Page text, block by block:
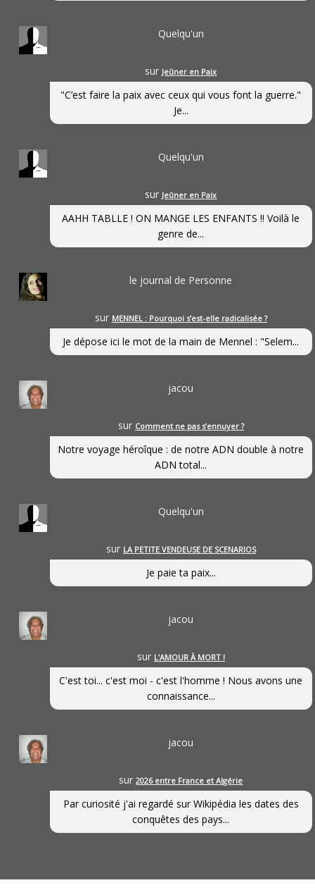
Quelqu'un
sur Jeûner en Paix
"C’est faire la paix avec ceux qui vous font la guerre."
Je...
Quelqu'un
sur Jeûner en Paix
AAHH TABLLE ! ON MANGE LES ENFANTS !! Voilà le
genre de...
le journal de Personne
sur MENNEL : Pourquoi s’est-elle radicalisée ?
Je dépose ici le mot de la main de Mennel : "Selem...
jacou
sur Comment ne pas s’ennuyer ?
Notre voyage héroîque : de notre ADN double à notre
ADN total...
Quelqu'un
sur LA PETITE VENDEUSE DE SCENARIOS
Je paie ta paix...
jacou
sur L’AMOUR À MORT !
C'est toi... c'est moi - c'est l'homme ! Nous avons une
connaissance...
jacou
sur2026 entre France et Algérie
Par curiosité j'ai regardé sur Wikipédia les dates des
conquêtes des pays...